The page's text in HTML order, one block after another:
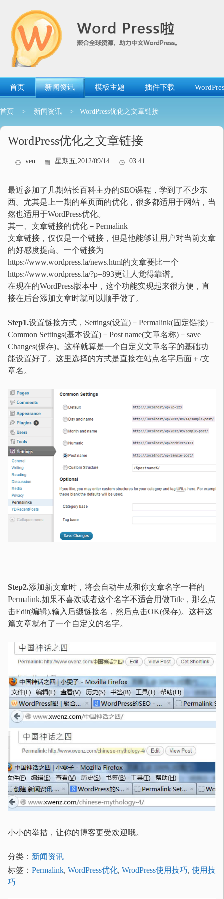
首页 新闻资讯 模板主题 插件下载
首页 > 新闻资讯 > WordPress优化之文章链接
WordPress优化之文章链接
ven 星期五,2012/09/14 03:41
最近参加了几期站长百科主办的SEO课程，学到了不少东
西。尤其是上一期的单页面的优化，很多都适用于网站，当
然也适用于WordPress优化。
其一、文章链接的优化－Permalink
文章链接，仅仅是一个链接，但是他能够让用户对当前文章
的好感度提高。一个链接为
https://www.wordpress.la/news.html的文章要比一个
https://www.wordpress.la/?p=893更让人觉得靠谱。
在现在的WordPress版本中，这个功能实现起来很方便，直
接在后台添加文章时就可以顺手做了。
Step1.设置链接方式，Settings(设置)－Permalink(固定链接)－
Common Settings(基本设置)－Post name(文章名称)－save
Changes(保存)。这样就算是一个自定义文章名字的基础功
能设置好了。这里选择的方式是直接在站点名字后面＋/文
章名。
Step2.添加新文章时，将会自动生成和你文章名字一样的
Permalink,如果不喜欢或者这个名字不适合用做Title，那么点
击Edit(编辑),输入后缀链接名，然后点击OK(保存)。这样这
篇文章就有了一个自定义的名字。
小小的举措，让你的博客更受欢迎哦。
分类： 新闻资讯
标签： Permalink, WordPress优化, WrodPress使用技巧, 使用技
巧